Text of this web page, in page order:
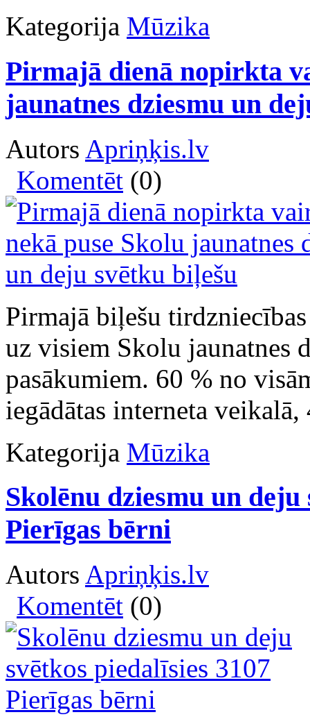
Kategorija Mūzika
Pirmajā dienā nopirkta
jaunatnes dziesmu un
Autors Apriņķis.lv
Komentēt (0)
Pirmajā biļešu
uz visiem Skolu jaunatnes
pasākumiem. 60 % no
iegādātas interneta
Kategorija Mūzika
Skolēnu dziesmu un deju
Pierīgas bērni
Autors Apriņķis.lv
Komentēt (0)